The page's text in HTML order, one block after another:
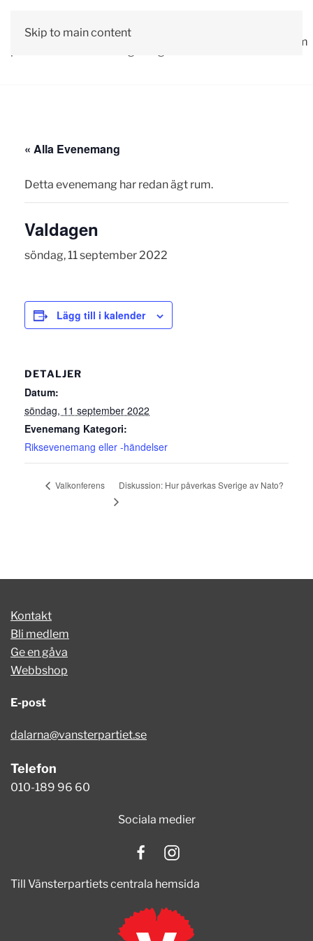
Skip to main content
Vår
Debatt
OmLäs våra
Valprogram
« Alla Evenemang
Detta evenemang har redan ägt rum.
Valdagen
söndag, 11 september 2022
Lägg till i kalender
DETALJER
Datum:
söndag, 11 september 2022
Evenemang Kategori:
Riksevenemang eller -händelser
Valkonferens Diskussion: Hur påverkas Sverige av Nato?
Kontakt
Bli medlem
Ge en gåva
Webbshop
E-post
dalarna@vansterpartiet.se
Telefon
010-189 96 60
Sociala medier
Till Vänsterpartiets centrala hemsida